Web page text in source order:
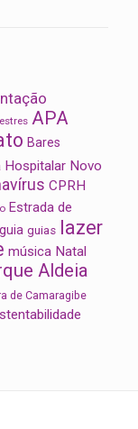
APA
Bares
Hospitalar Novo
CPRH
Estrada de
guia guias lazer
música Natal
Aldeia
de Camaragibe